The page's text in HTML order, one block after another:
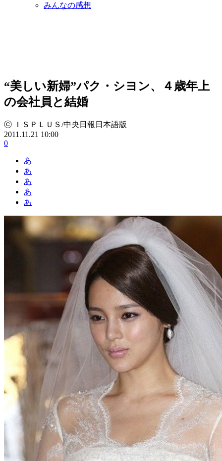
みんなの感想
“美しい新婦”パク・シヨン、４歳年上
の会社員と結婚
ⓒ ＩＳＰＬＵＳ/中央日報日本語版
2011.11.21 10:00
0
あ
あ
あ
あ
あ